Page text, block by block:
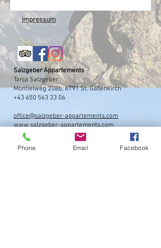
Impressum
Salzgeber Appartements
Tanja Salzgeber
Montielweg 208b, 6791 St. Gallenkirch
+43 650 563 33 06
office@salzgeber-appartements.com
www.salzgeber-appartements.com
Phone Email Facebook